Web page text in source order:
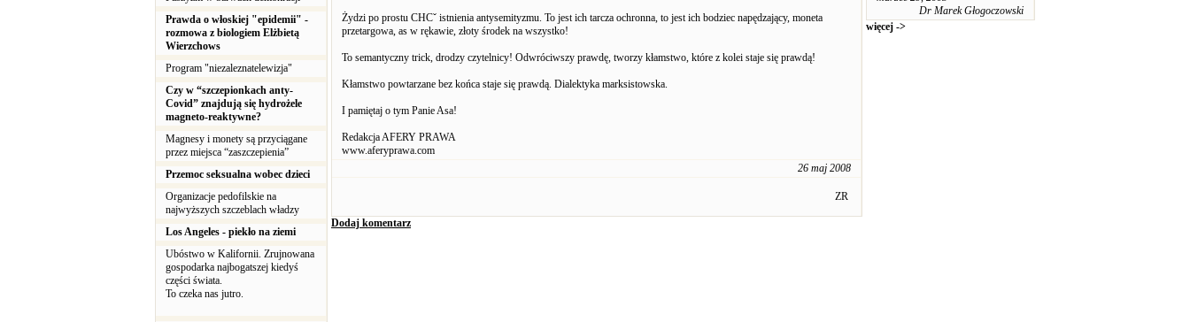
Prawda o włoskiej "epidemii" -
rozmowa z biologiem Elżbietą
Wierzchows
Program "niezaleznatelewizja"
Czy w “szczepionkach anty-
Covid” znajdują się hydrożele
magneto-reaktywne?
Magnesy i monety są przyciągane
przez miejsca “zaszczepienia”
Przemoc seksualna wobec dzieci
Organizacje pedofilskie na
najwyższych szczeblach władzy
Los Angeles - piekło na ziemi
Ubóstwo w Kalifornii. Zrujnowana
gospodarka najbogatszej kiedyś
części świata.
To czeka nas jutro.
Żydzi po prostu CHCˇ istnienia antysemityzmu. To jest ich tarcza ochronna, to jest ich bodziec napędzający, moneta
przetargowa, as w rękawie, złoty środek na wszystko!
To semantyczny trick, drodzy czytelnicy! Odwróciwszy prawdę, tworzy kłamstwo, które z kolei staje się prawdą!
Kłamstwo powtarzane bez końca staje się prawdą. Dialektyka marksistowska.
I pamiętaj o tym Panie Asa!
Redakcja AFERY PRAWA
www.aferyprawa.com
26 maj 2008
ZR
Dodaj komentarz
Dr Marek Głogoczowski
więcej ->